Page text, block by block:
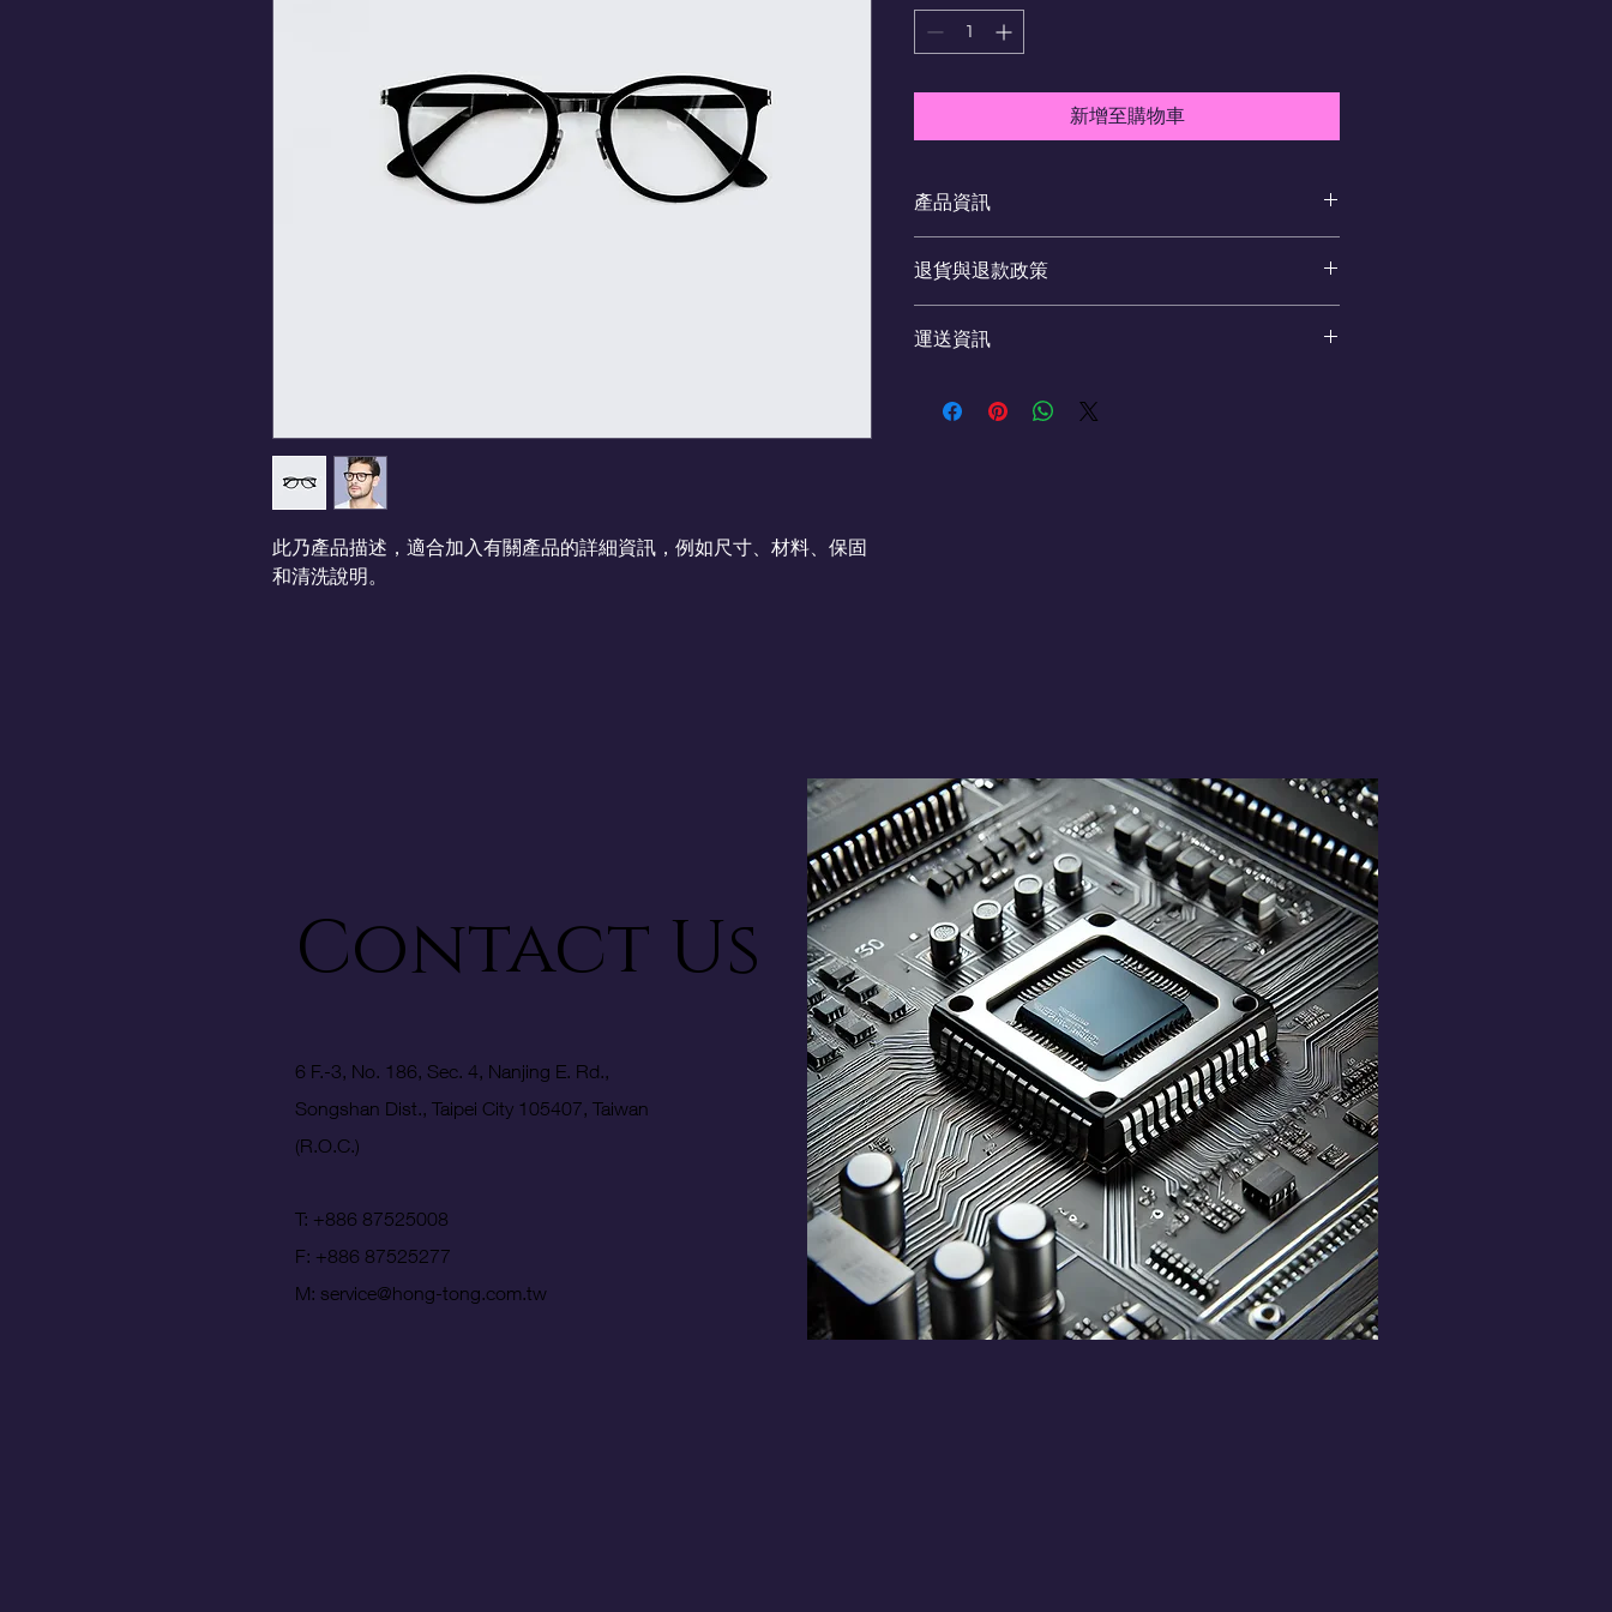
此乃產品描述，適合加入有關產品的詳細資訊，例如尺寸、材料、保固
和清洗說明。
新增至購物車
產品資訊
寸、材料、保固和清洗說明。另外，您也可在此處形容產
客有信心和决心購買產品。
退貨與退款政策
產品。撰寫政策時，請盡量開門見山，以便建立互信，讓
運送資訊
的資訊。撰寫政策時，請盡量開門見山，以便建立互信，
Contact Us
6 F.-3, No. 186, Sec. 4, Nanjing E. Rd.,
Songshan Dist., Taipei City 105407, Taiwan
(R.O.C.)
T: +886 87525008
F: +886 87525277
M: service@hong-tong.com.tw